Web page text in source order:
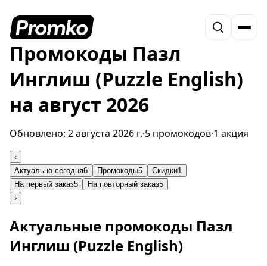
Промокоды Пазл
Инглиш (Puzzle English)
на август 2026
Обновлено: 2 августа 2026 г.·5 промокодов·1 акция
‹
Актуально сегодня6 Промокоды5 Скидки1
На первый заказ5 На повторный заказ5
›
Актуальные промокоды Пазл
Инглиш (Puzzle English)